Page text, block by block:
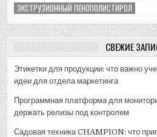
ЭКСТРУЗИОННЫЙ ПЕНОПОЛИСТИРОЛ
СВЕЖИЕ
Этикетки для продукции: что важно
идеи для отдела маркетинга
Программная платформа для
держать релизы под контролем
Садовая техника CHAMPION: что